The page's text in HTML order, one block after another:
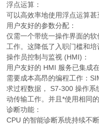
浮点运算：
可以高效率地使用浮点运算甚
用户友好的参数分配：
仅需一个带统一操作界面的
工作。这降低了入职门槛和培
操作员控制与监视 (HMI)：
用户友好的 HMI 服务已集成
需要成本高昂的编程工作：
求过程数据， S7-300 操作系
动传输工作。并且*使用相同
诊断功能：
CPU 的智能诊断系统持续不